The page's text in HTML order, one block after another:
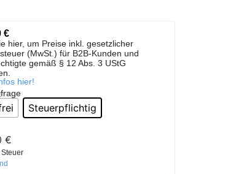
€
hier, um Preise inkl. gesetzlicher
(MwSt.) für B2B-Kunden und
gemäß § 12 Abs. 3 UStG
hier!
Steuerpflichtig
€